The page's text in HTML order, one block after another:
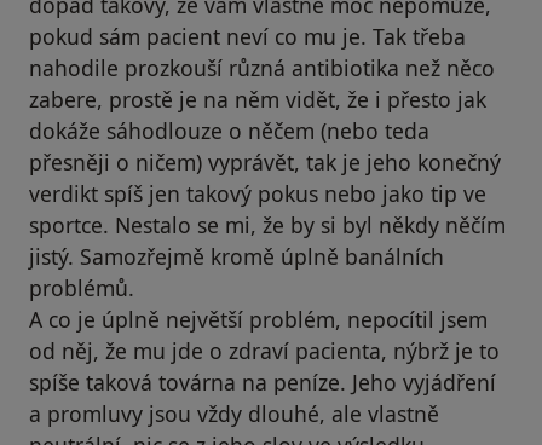
pokud sám pacient neví co mu je. Tak třeba
nahodile prozkouší různá antibiotika než něco
zabere, prostě je na něm vidět, že i přesto jak
dokáže sáhodlouze o něčem (nebo teda
přesněji o ničem) vyprávět, tak je jeho konečný
verdikt spíš jen takový pokus nebo jako tip ve
sportce. Nestalo se mi, že by si byl někdy něčím
jistý. Samozřejmě kromě úplně banálních
problémů.
A co je úplně největší problém, nepocítil jsem
od něj, že mu jde o zdraví pacienta, nýbrž je to
spíše taková továrna na peníze. Jeho vyjádření
a promluvy jsou vždy dlouhé, ale vlastně